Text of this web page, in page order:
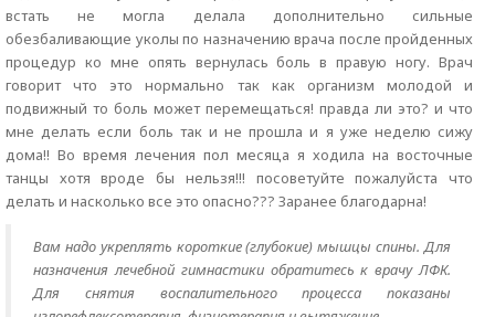
встать не могла делала дополнительно сильные
обезбаливающие уколы по назначению врача после пройденных
процедур ко мне опять вернулась боль в правую ногу. Врач
говорит что это нормально так как организм молодой и
подвижный то боль может перемещаться! правда ли это? и что
мне делать если боль так и не прошла и я уже неделю сижу
дома!! Во время лечения пол месяца я ходила на восточные
танцы хотя вроде бы нельзя!!! посоветуйте пожалуйста что
делать и насколько все это опасно??? Заранее благодарна!
Вам надо укреплять короткие (глубокие) мышцы спины. Для
назначения лечебной гимнастики обратитесь к врачу ЛФК.
Для снятия воспалительного процесса показаны